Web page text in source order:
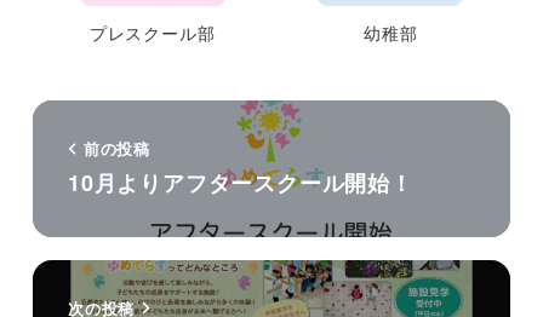
プレスクール部 幼稚部
前の投稿
10月よりアフタースクール開始！
次の投稿